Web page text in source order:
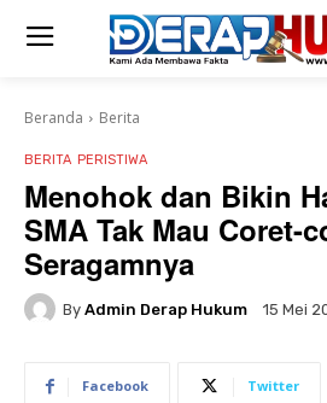
Beranda Berita
BERITA PERISTIWA
Menohok dan Bikin
SMA Tak Mau Coret-
Seragamnya
By Admin Derap Hukum 15 Mei
Facebook Twitter